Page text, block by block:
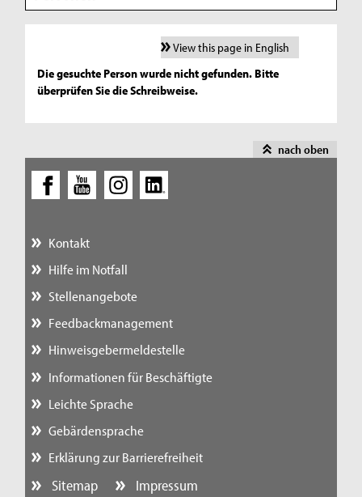
View this page in English
Die gesuchte Person wurde nicht gefunden. Bitte
überprüfen Sie die Schreibweise.
nach oben
Kontakt
Hilfe im Notfall
Stellenangebote
Feedbackmanagement
Hinweisgebermeldestelle
Informationen für Beschäftigte
Leichte Sprache
Gebärdensprache
Erklärung zur Barrierefreiheit
Sitemap Impressum